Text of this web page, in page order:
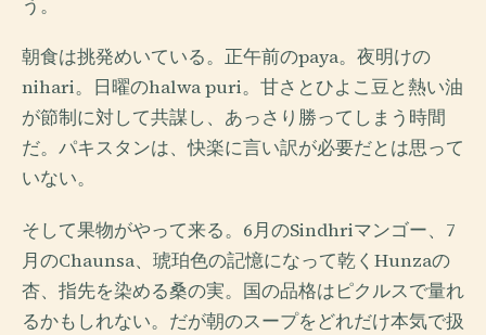
う。
朝食は挑発めいている。正午前のpaya。夜明けの
nihari。日曜のhalwa puri。甘さとひよこ豆と熱い油
が節制に対して共謀し、あっさり勝ってしまう時間
だ。パキスタンは、快楽に言い訳が必要だとは思って
いない。
そして果物がやって来る。6月のSindhriマンゴー、7
月のChaunsa、琥珀色の記憶になって乾くHunzaの
杏、指先を染める桑の実。国の品格はピクルスで量れ
るかもしれない。だが朝のスープをどれだけ本気で扱